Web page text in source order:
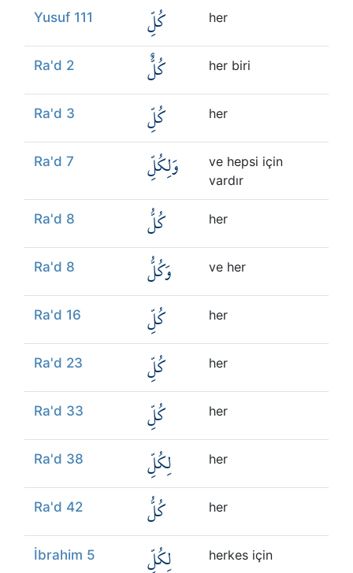
Yusuf 111 كُلِّ her
Ra'd 2 كُلٌّ her biri
Ra'd 3 كُلِّ her
Ra'd 7 وَلِكُلِّ
ve hepsi için
vardır
Ra'd 8 كُلُّ her
Ra'd 8 وَكُلُّ ve her
Ra'd 16 كُلِّ her
Ra'd 23 كُلِّ her
Ra'd 33 كُلِّ her
Ra'd 38 لِكُلِّ her
Ra'd 42 كُلُّ her
İbrahim 5 لِكُلِّ herkes için